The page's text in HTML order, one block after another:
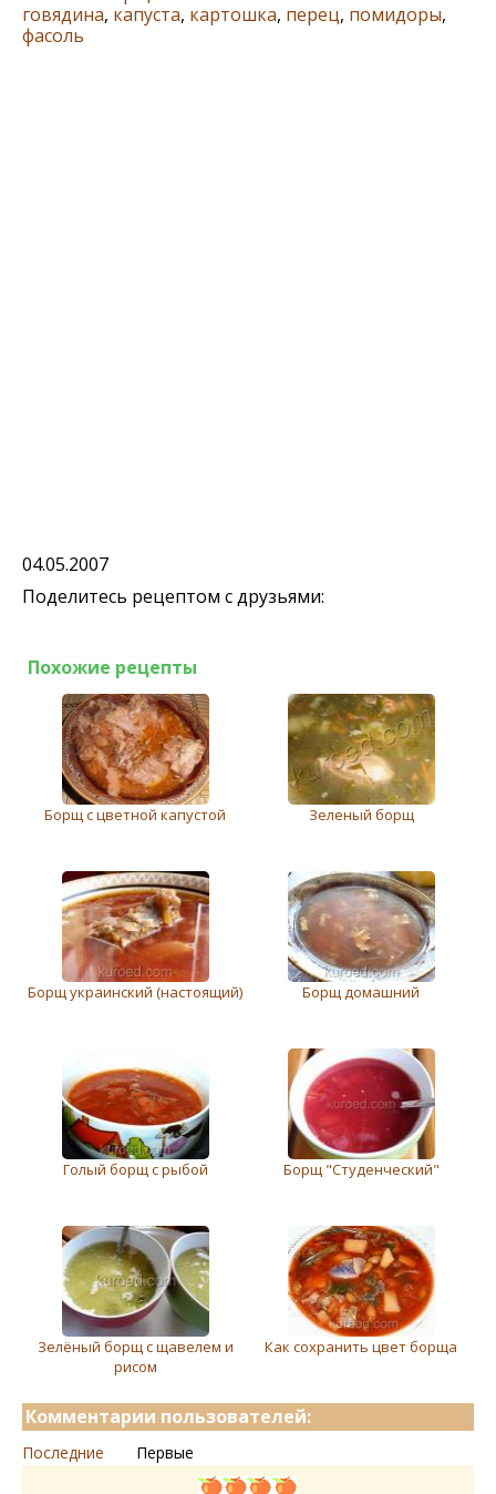
говядина, капуста, картошка, перец, помидоры,
фасоль
04.05.2007
Поделитесь рецептом с друзьями:
Похожие рецепты
Борщ с цветной капустой Зеленый борщ
Борщ украинский (настоящий) Борщ домашний
Голый борщ с рыбой Борщ "Студенческий"
Зелёный борщ с щавелем и
рисом
Как сохранить цвет борща
Комментарии пользователей:
Последние Первые